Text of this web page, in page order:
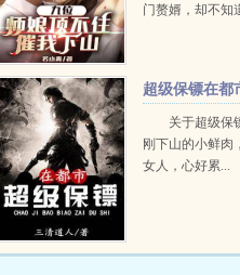
门赘婿，却不知
超级保镖在都
关于超级保
刚下山的小鲜肉
女人，心好累...